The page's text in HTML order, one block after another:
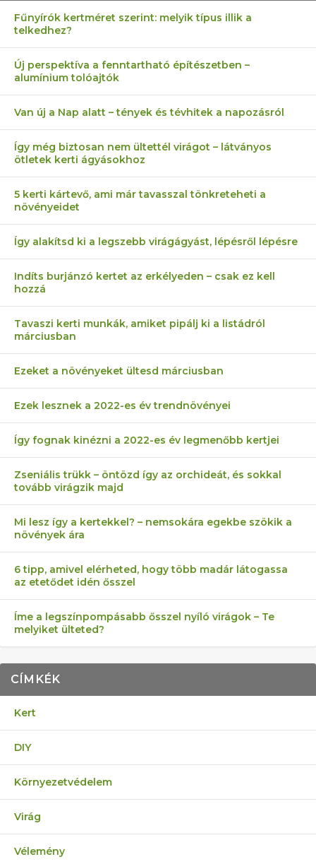
Fűnyírók kertméret szerint: melyik típus illik a
telkedhez?
Új perspektíva a fenntartható építészetben –
alumínium tolóajtók
Van új a Nap alatt – tények és tévhitek a napozásról
Így még biztosan nem ültettél virágot – látványos
ötletek kerti ágyásokhoz
5 kerti kártevő, ami már tavasszal tönkreteheti a
növényeidet
Így alakítsd ki a legszebb virágágyást, lépésről lépésre
Indíts burjánzó kertet az erkélyeden – csak ez kell
hozzá
Tavaszi kerti munkák, amiket pipálj ki a listádról
márciusban
Ezeket a növényeket ültesd márciusban
Ezek lesznek a 2022-es év trendnövényei
Így fognak kinézni a 2022-es év legmenőbb kertjei
Zseniális trükk – öntözd így az orchideát, és sokkal
tovább virágzik majd
Mi lesz így a kertekkel? – nemsokára egekbe szökik a
növények ára
6 tipp, amivel elérheted, hogy több madár látogassa
az etetődet idén ősszel
Íme a legszínpompásabb ősszel nyíló virágok – Te
melyiket ülteted?
CÍMKÉK
Kert
DIY
Környezetvédelem
Virág
Vélemény